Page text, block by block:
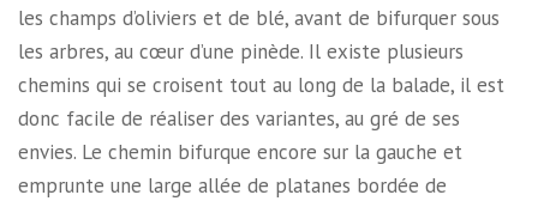
les champs d’oliviers et de blé, avant de bifurquer sous
les arbres, au cœur d’une pinède. Il existe plusieurs
chemins qui se croisent tout au long de la balade, il est
donc facile de réaliser des variantes, au gré de ses
envies. Le chemin bifurque encore sur la gauche et
emprunte une large allée de platanes bordée de